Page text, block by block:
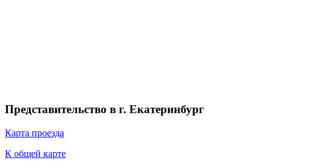
Представительство в г. Екатеринбург
Карта проезда
К общей карте